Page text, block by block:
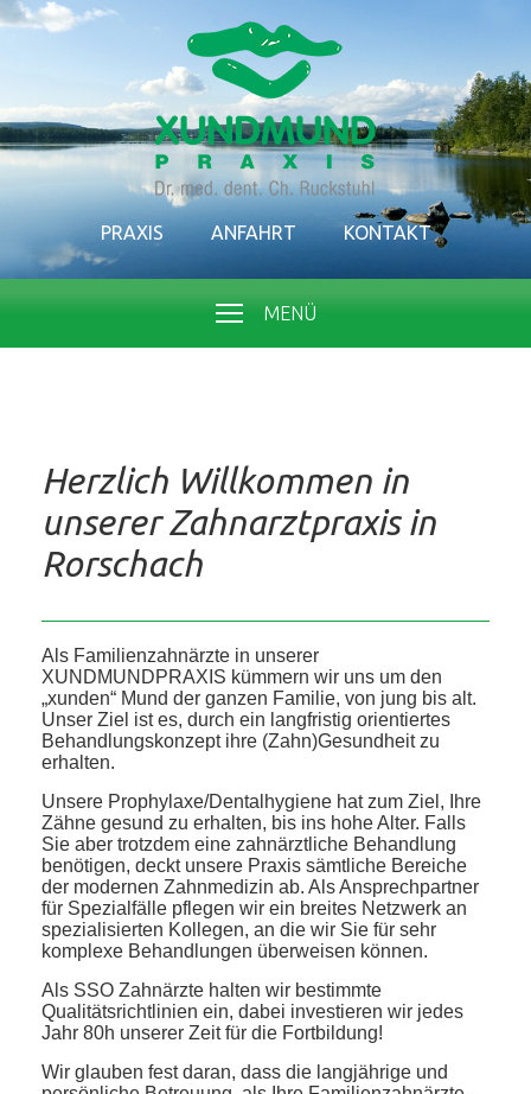
PRAXIS ANFAHRT KONTAKT
MENÜ
Herzlich Willkommen in
unserer Zahnarztpraxis in
Rorschach
Als Familienzahnärzte in unserer
XUNDMUNDPRAXIS kümmern wir uns um den
„xunden“ Mund der ganzen Familie, von jung bis alt.
Unser Ziel ist es, durch ein langfristig orientiertes
Behandlungskonzept ihre (Zahn)Gesundheit zu
erhalten.
Unsere Prophylaxe/Dentalhygiene hat zum Ziel, Ihre
Zähne gesund zu erhalten, bis ins hohe Alter. Falls
Sie aber trotzdem eine zahnärztliche Behandlung
benötigen, deckt unsere Praxis sämtliche Bereiche
der modernen Zahnmedizin ab. Als Ansprechpartner
für Spezialfälle pflegen wir ein breites Netzwerk an
spezialisierten Kollegen, an die wir Sie für sehr
komplexe Behandlungen überweisen können.
Als SSO Zahnärzte halten wir bestimmte
Qualitätsrichtlinien ein, dabei investieren wir jedes
Jahr 80h unserer Zeit für die Fortbildung!
Wir glauben fest daran, dass die langjährige und